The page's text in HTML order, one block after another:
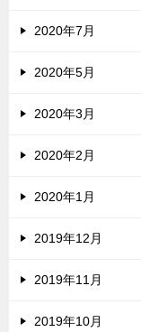
2020年7月
2020年5月
2020年3月
2020年2月
2020年1月
2019年12月
2019年11月
2019年10月